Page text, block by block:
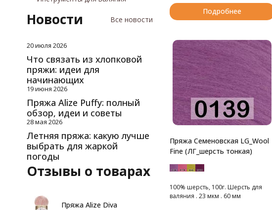
Подробнее
Пряжа Семеновская LG_Wool
Fine (ЛГ_шерсть тонкая)
100% шерсть, 100г. Шерсть для
валяния . 23 мкм . 60 мм
Новости Все новости
20 июля 2026
Что связать из хлопковой
пряжи: идеи для
начинающих
19 июня 2026
Пряжа Alize Puffy: полный
обзор, идеи и советы
28 мая 2026
Летняя пряжа: какую лучше
выбрать для жаркой
погоды
Отзывы о товарах
Пряжа Alize Diva